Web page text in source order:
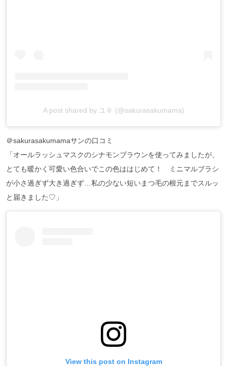
A post shared by ユキ (@sakurasakumama)
＠sakurasakumamaサンの口コミ
「オールラッシュマスクのシナモンブラウンを使ってみましたが、
とても暖かく可愛い色合いでこの色ははじめて！ ミニマルブラシ
が小さ過ぎず大き過ぎず…私の少ない短いまつ毛の根元までスルッ
と届きました♡」
View this post on Instagram